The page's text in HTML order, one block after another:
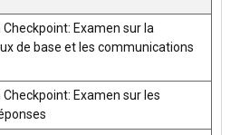
Examen sur la
de base et les communications
Examen sur les